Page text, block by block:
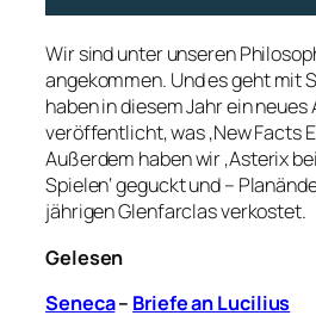
Wir sind unter unseren
angekommen. Und es geht mit
haben in diesem Jahr ein neues
veröffentlicht, was ‚New Facts
Außerdem haben wir ‚Asterix
Spielen‘ geguckt und –
jährigen Glenfarclas verkostet.
Gelesen
Seneca– Briefe an Lucilius